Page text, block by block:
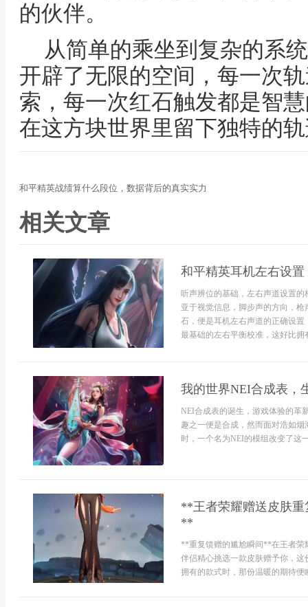
的伙伴。
从简单的乘坐到复杂的系
开辟了无限的空间，每一次
索，每一次红石触发都是智
在这方块世界里留下独特的
和平精英战绩算什么段位，数据背后的真实实力
相关文章
和平精英耳机左右设
听声辨位的基础，左右声道设置
亚于视觉信息，脚步声的方向，
石，便是耳机左右声道的正确设
最基础的左右平衡校准，这好比
我的世界NEI合成表，
NEI合成表的诞生，游戏体验的革
趣之一便是合成，然而面对浩如
时，一个名为NEI的模组改变了这
**王者荣耀赠送皮肤
**
**重复馈赠的尴尬瞬间**在王者荣
伴侣精心挑选一款皮肤赠予你，
拥有的款式时，那份温暖的期待